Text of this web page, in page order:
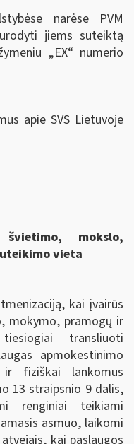
narėse PVM
jiems suteiktą
„EX“ numerio
apie SVS Lietuvoje
mokslo,
vieta
kai įvairūs
mokymo, pramogų ir
transliuoti
apmokestinimo
fiziškai lankomus
13 straipsnio 9 dalis,
renginiai teikiami
asmuo, laikomi
kai paslaugos